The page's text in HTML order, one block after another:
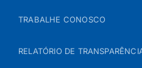
TRABALHE CONOSCO
RELATÓRIO DE